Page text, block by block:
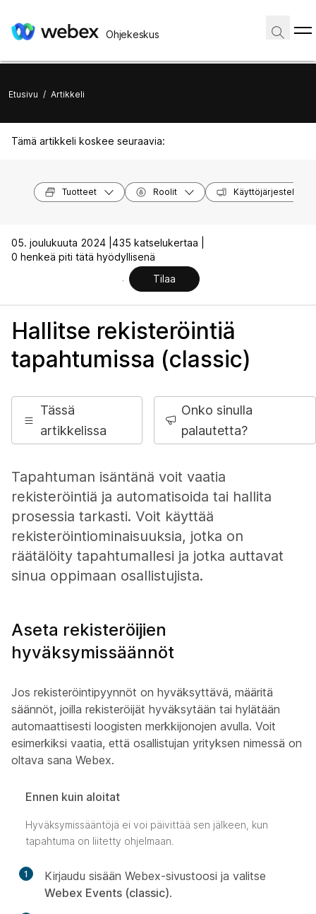
Ohjekeskus
Etusivu / Artikkeli
Tämä artikkeli koskee seuraavia:
Tuotteet Roolit Käyttöjärjestelmät
05. joulukuuta 2024 | 435 katselukertaa |
0 henkeä piti tätä hyödyllisenä
Tilaa
Hallitse rekisteröintiä
tapahtumissa (classic)
Tässä
artikkelissa
Onko sinulla
palautetta?
Tapahtuman isäntänä voit vaatia
rekisteröintiä ja automatisoida tai hallita
prosessia tarkasti. Voit käyttää
rekisteröintiominaisuuksia, jotka on
räätälöity tapahtumallesi ja jotka auttavat
sinua oppimaan osallistujista.
Aseta rekisteröijien
hyväksymissäännöt
Jos rekisteröintipyynnöt on hyväksyttävä, määritä
säännöt, joilla rekisteröijät hyväksytään tai hylätään
automaattisesti loogisten merkkijonojen avulla. Voit
esimerkiksi vaatia, että osallistujan yrityksen nimessä on
oltava sana Webex.
Ennen kuin aloitat
Hyväksymissääntöjä ei voi päivittää sen jälkeen, kun
tapahtuma on liitetty ohjelmaan.
1
Kirjaudu sisään Webex-sivustoosi ja valitse
Webex Events (classic).